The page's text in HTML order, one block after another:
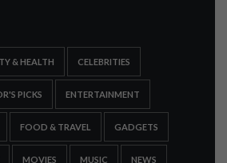
& HEALTH CELEBRITIES
PICKS ENTERTAINMENT
FOOD & TRAVEL GADGETS
MOVIES MUSIC NEWS